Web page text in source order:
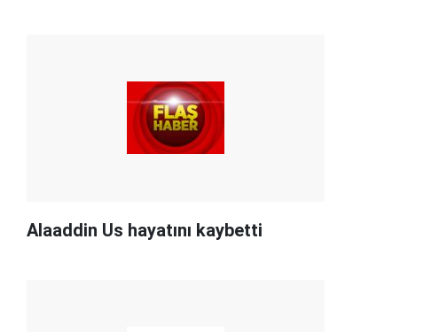
Alaaddin Us hayatını kaybetti